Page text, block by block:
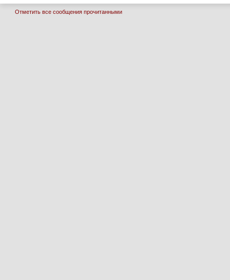
Отметить все сообщения прочитанными